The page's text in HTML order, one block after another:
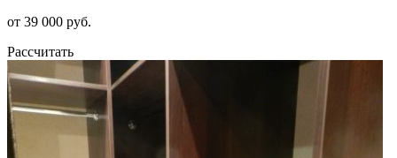
от 39 000 руб.
Рассчитать